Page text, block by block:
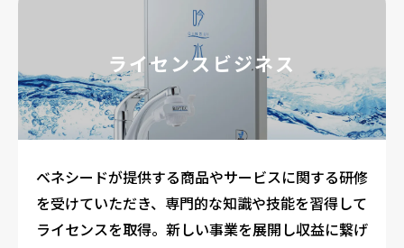
ライセンスビジネス
ベネシードが提供する商品やサービスに関する研修
を受けていただき、専門的な知識や技能を習得して
ライセンスを取得。新しい事業を展開し収益に繋げ